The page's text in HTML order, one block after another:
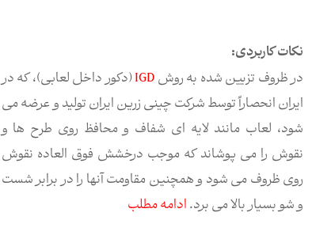
نکات کاربردی:
در ظروف تزیین شده به روشIGD(دکور داخل لعابی)، که در
ایران انحصاراً توسط شرکت چینی زرین ایران تولید و عرضه می
شود، لعاب مانند لایه ای شفاف و محافظ روی طرح ها و
نقوش را می پوشاند که موجب درخشش فوق العاده نقوش
روی ظروف می شود و همچنین مقاومت آنها را در برابر شست
و شو بسیار بالا می برد.ادامه مطلب